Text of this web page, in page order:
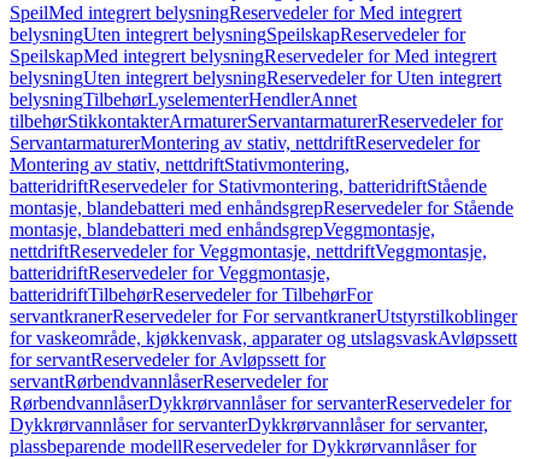
SpeilMed integrert belysningReservedeler for Med integrert
belysningUten integrert belysningSpeilskapReservedeler for
SpeilskapMed integrert belysningReservedeler for Med integrert
belysningUten integrert belysningReservedeler for Uten integrert
belysningTilbehørLyselementerHendlerAnnet
tilbehørStikkontakterArmaturerServantarmaturerReservedeler for
ServantarmaturerMontering av stativ, nettdriftReservedeler for
Montering av stativ, nettdriftStativmontering,
batteridriftReservedeler for Stativmontering, batteridriftStående
montasje, blandebatteri med enhåndsgrepReservedeler for Stående
montasje, blandebatteri med enhåndsgrepVeggmontasje,
nettdriftReservedeler for Veggmontasje, nettdriftVeggmontasje,
batteridriftReservedeler for Veggmontasje,
batteridriftTilbehørReservedeler for TilbehørFor
servantkranerReservedeler for For servantkranerUtstyrstilkoblinger
for vaskeområde, kjøkkenvask, apparater og utslagsvaskAvløpssett
for servantReservedeler for Avløpssett for
servantRørbendvannlåserReservedeler for
RørbendvannlåserDykkrørvannlåser for servanterReservedeler for
Dykkrørvannlåser for servanterDykkrørvannlåser for servanter,
plassbeparende modellReservedeler for Dykkrørvannlåser for